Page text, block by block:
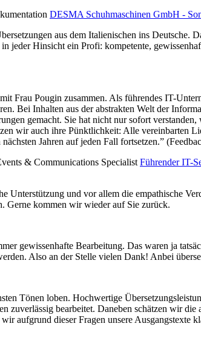
DESMA Schuhmaschinen GmbH -
aus dem Italienischen ins
jeder Hinsicht ein Profi: kompetente,
Frau Pougin zusammen. Als führendes IT-
Bei Inhalten aus der abstrakten Welt der
gemacht. Sie hat nicht nur sofort
wir auch ihre Pünktlichkeit: Alle vereinbarten
Jahren auf jeden Fall fortsetzen.”
& Communications Specialist Führender IT-
Unterstützung und vor allem die empathische
Gerne kommen wir wieder auf Sie zurück.
gewissenhafte Bearbeitung. Das waren ja
Also an der Stelle vielen Dank! Anbei
Tönen loben. Hochwertige
zuverlässig bearbeitet. Daneben schätzen wir
aufgrund dieser Fragen unsere Ausgangstexte